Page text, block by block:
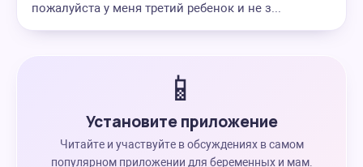
пожалуйста у меня третий ребенок и не з...
📱
Установите приложение
Читайте и участвуйте в обсуждениях в самом
популярном приложении для беременных и мам.